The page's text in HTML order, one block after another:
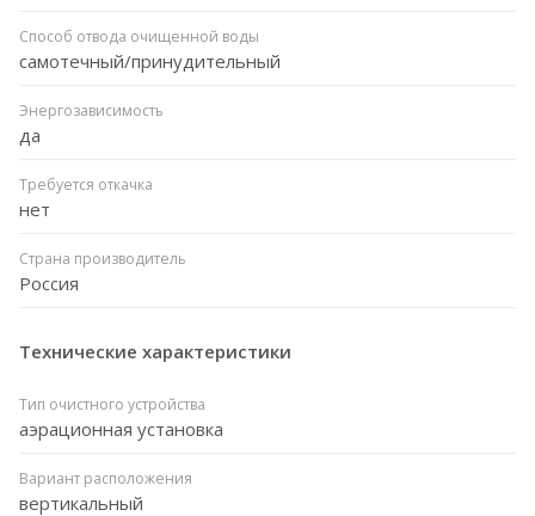
Способ отвода очищенной воды
самотечный/принудительный
Энергозависимость
да
Требуется откачка
нет
Страна производитель
Россия
Технические характеристики
Тип очистного устройства
аэрационная установка
Вариант расположения
вертикальный